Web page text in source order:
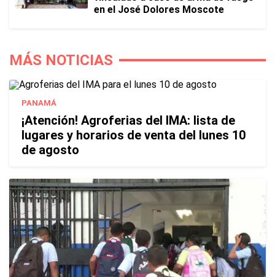
en el José Dolores Moscote
MÁS NOTICIAS
PANAMÁ
¡Atención! Agroferias del IMA: lista de
lugares y horarios de venta del lunes 10
de agosto